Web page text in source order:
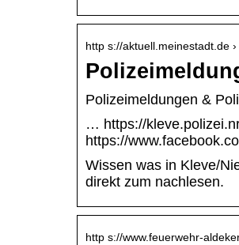
http s://aktuell.meinestadt.de
Polizeimeldungen &
… https://
https://
Wissen was in Kleve/
direkt zum nachlesen.
http s://www.feuerwehr-